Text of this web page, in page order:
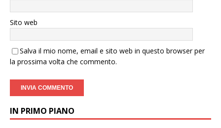
Sito web
Salva il mio nome, email e sito web in questo browser per
la prossima volta che commento.
IN PRIMO PIANO